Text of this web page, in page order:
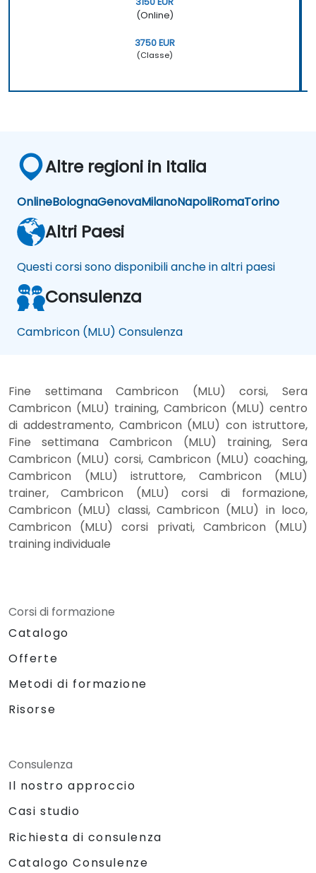
(Online)
3750 EUR
(Classe)
Altre regioni in Italia
OnlineBolognaGenovaMilanoNapoliRomaTorino
Altri Paesi
Questi corsi sono disponibili anche in altri paesi
Consulenza
Cambricon (MLU) Consulenza
Fine settimana Cambricon (MLU) corsi, Sera
Cambricon (MLU) training, Cambricon (MLU) centro
di addestramento, Cambricon (MLU) con istruttore,
Fine settimana Cambricon (MLU) training, Sera
Cambricon (MLU) corsi, Cambricon (MLU) coaching,
Cambricon (MLU) istruttore, Cambricon (MLU)
trainer, Cambricon (MLU) corsi di formazione,
Cambricon (MLU) classi, Cambricon (MLU) in loco,
Cambricon (MLU) corsi privati, Cambricon (MLU)
training individuale
Corsi di formazione
Catalogo
Offerte
Metodi di formazione
Risorse
Consulenza
Il nostro approccio
Casi studio
Richiesta di consulenza
Catalogo Consulenze